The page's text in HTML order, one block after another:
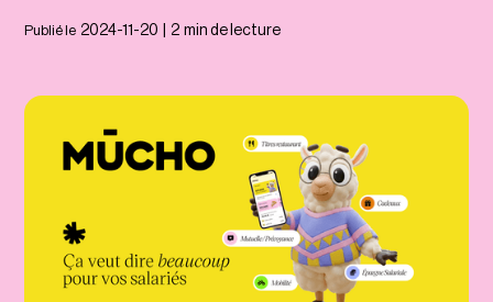
Publié le 2024-11-20 2 min de lecture